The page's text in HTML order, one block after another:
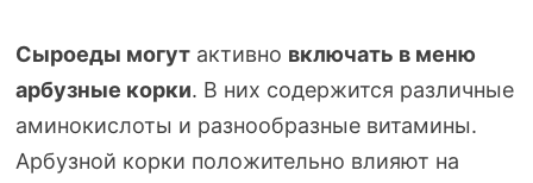
Сыроеды могутактивно включать в меню
арбузные корки. В них содержится различные
аминокислоты и разнообразные витамины.
Арбузной корки положительно влияют на